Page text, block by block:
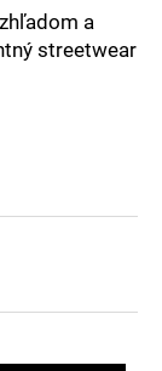
a
streetwear